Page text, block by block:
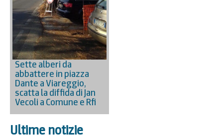
Sette alberi da
abbattere in piazza
Dante a Viareggio,
scatta la diffida di Jan
Vecoli a Comune e Rfi
Ultime notizie